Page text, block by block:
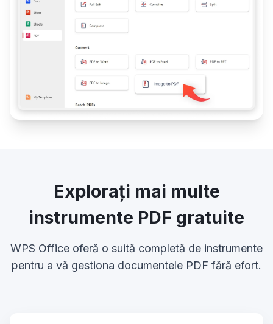
Explorați mai multe
instrumente PDF gratuite
WPS Office oferă o suită completă de instrumente
pentru a vă gestiona documentele PDF fără efort.